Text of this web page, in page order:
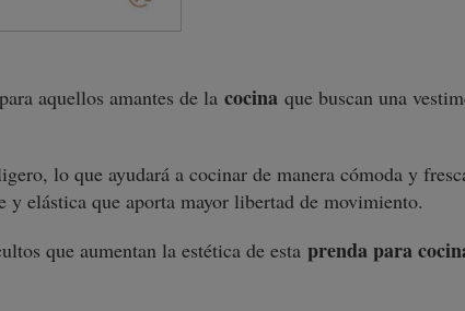
aquellos amantes de la cocina que buscan una
lo que ayudará a cocinar de manera cómoda y
y elástica que aporta mayor libertad de movimiento.
que aumentan la estética de esta prenda para